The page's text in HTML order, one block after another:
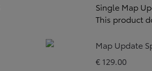
Single Map
This product
Map Update
€ 129.00